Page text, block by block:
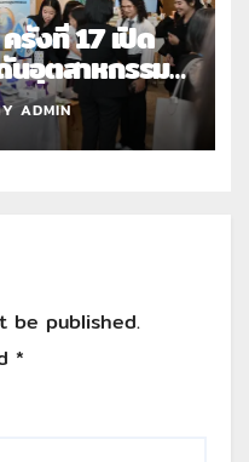
รั้งที่ 17 เปิด
นอุตสาหกรรม
แนวคิด Rising
เดินหน้าสู่
ADMIN
be published.
*